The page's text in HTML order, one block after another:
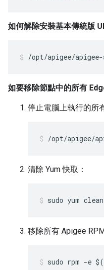
如何解除安裝基本傳統版
/opt/apigee/
如要移除節點中的所有
停止電腦上執行的所
/opt/apigee/
清除 Yum 快取：
sudo yum
移除所有 Apigee RPM
sudo rpm -e